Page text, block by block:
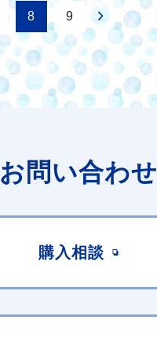
8 9
お問い合わせ
購入相談